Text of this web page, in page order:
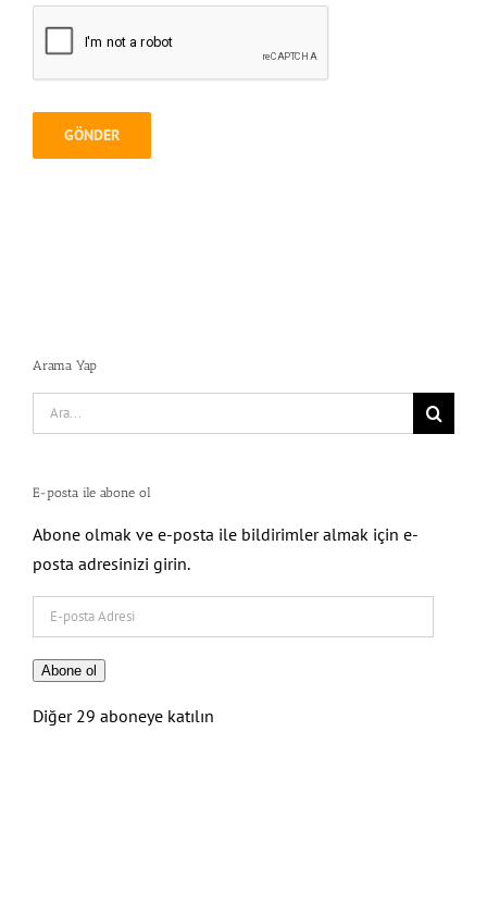
Arama Yap
Search
for:
E-posta ile abone ol
Abone olmak ve e-posta ile bildirimler almak için e-
posta adresinizi girin.
posta
Adresi
Abone ol
Diğer 29 aboneye katılın